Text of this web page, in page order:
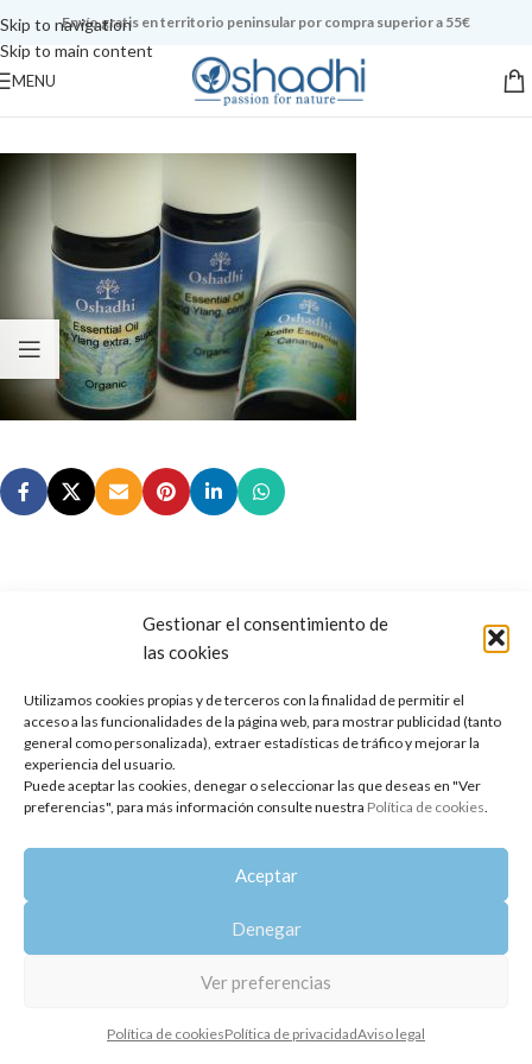
Gestionar el consentimiento de
las cookies
Utilizamos cookies propias y de terceros con la finalidad de permitir el
acceso a las funcionalidades de la página web, para mostrar publicidad (tanto
general como personalizada), extraer estadísticas de tráfico y mejorar la
experiencia del usuario.
Puede aceptar las cookies, denegar o seleccionar las que deseas en "Ver
preferencias", para más información consulte nuestra Política de cookies.
Aceptar
Denegar
Ver preferencias
Política de cookiesPolítica de privacidadAviso legal
Skip to navigation
Skip to main content
Envío gratis en territorio peninsular por compra superior a 55€
MENU
Copyright 2014-2025
Política de privacidad Aviso legal | Política de cookies